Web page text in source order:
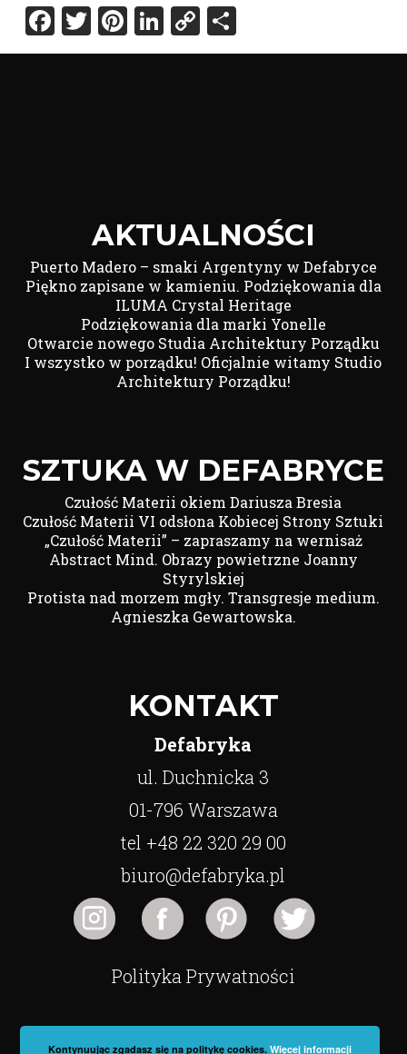
Facebook
Twitter
Pinterest
LinkedIn
Copy
Link
Share
AKTUALNOŚCI
Puerto Madero – smaki Argentyny w Defabryce
Piękno zapisane w kamieniu. Podziękowania dla
ILUMA Crystal Heritage
Podziękowania dla marki Yonelle
Otwarcie nowego Studia Architektury Porządku
I wszystko w porządku! Oficjalnie witamy Studio
Architektury Porządku!
SZTUKA W DEFABRYCE
Czułość Materii okiem Dariusza Bresia
Czułość Materii VI odsłona Kobiecej Strony Sztuki
„Czułość Materii” – zapraszamy na wernisaż
Abstract Mind. Obrazy powietrzne Joanny
Styrylskiej
Protista nad morzem mgły. Transgresje medium.
Agnieszka Gewartowska.
KONTAKT
Defabryka
ul. Duchnicka 3
01-796 Warszawa
tel +48 22 320 29 00
biuro@defabryka.pl
Polityka Prywatności
Kontynuując zgadasz się na politykę cookies.Więcej informacji